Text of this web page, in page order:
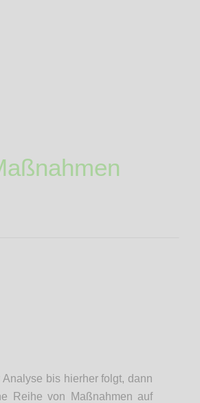
bis hierher folgt, dann
Reihe von Maßnahmen auf